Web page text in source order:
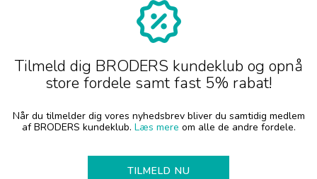
Tilmeld dig BRODERS kundeklub og opnå
store fordele samt fast 5% rabat!
Når du tilmelder dig vores nyhedsbrev bliver du samtidig medlem
af BRODERS kundeklub. Læs mere om alle de andre fordele.
TILMELD NU